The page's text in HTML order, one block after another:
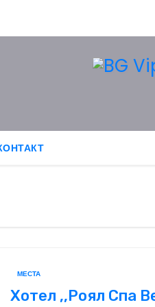
МЕСТА
Хотел ,,Роял Спа